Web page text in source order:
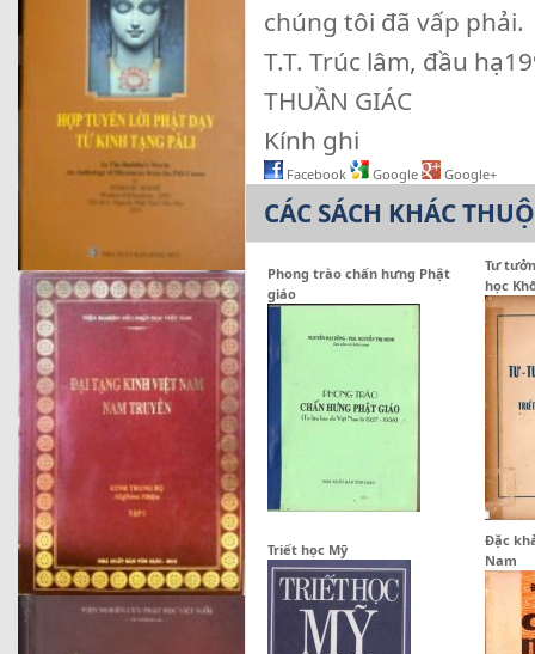
chúng tôi đã vấp phải.
T.T. Trúc lâm, đầu
THUẦN GIÁC
Kính ghi
Facebook Google Google+
CÁC SÁCH KHÁC
Phong trào chấn hưng Phật
giáo
Tư
học
Triết học Mỹ
Đặc
Nam